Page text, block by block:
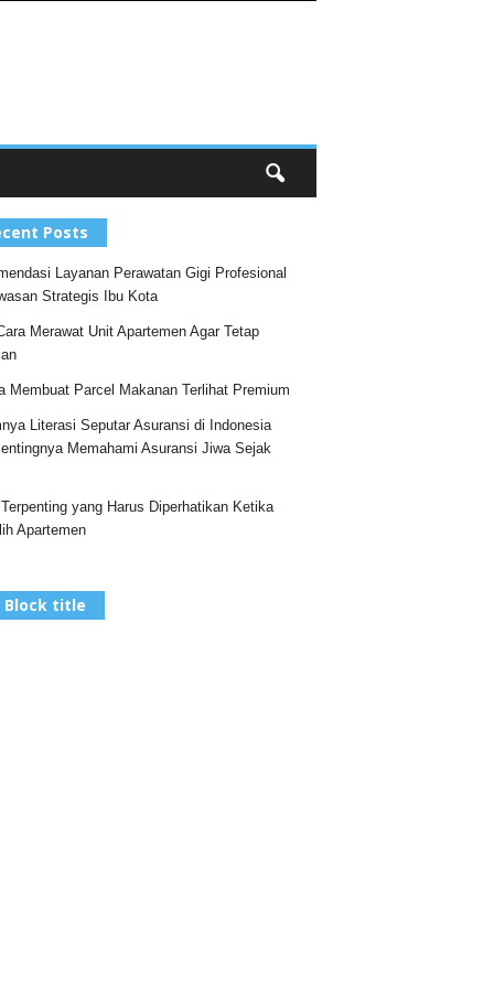
Posts
Layanan Perawatan Gigi Profesional
Strategis Ibu Kota
Merawat Unit Apartemen Agar Tetap
Membuat Parcel Makanan Terlihat Premium
Literasi Seputar Asuransi di Indonesia
Memahami Asuransi Jiwa Sejak
yang Harus Diperhatikan Ketika
Apartemen
Block title